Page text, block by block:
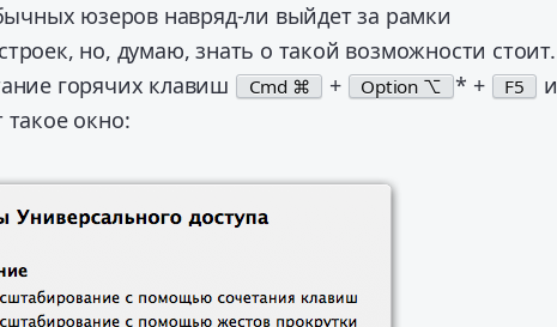
юзеров навряд-ли выйдет за рамки
но, думаю, знать о такой возможности стоит.
горячих клавиш
Cmd ⌘ + Option ⌥ * + F5
и
окно: